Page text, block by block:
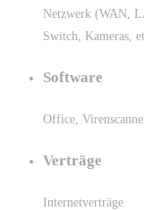
Netzwerk (WAN,
Switch, Kameras,
Software
Office,
Verträge
Internetverträge